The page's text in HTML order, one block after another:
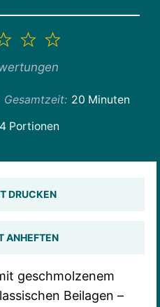
5
4
Sterne
3
Sterne
Gesamtzeit: 20 Minuten
4 Portionen
DRUCKEN
ANHEFTEN
geschmolzenem
Beilagen –